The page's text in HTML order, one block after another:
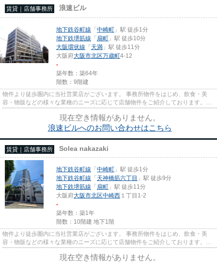
賃貸｜店舗事務所 浪速ビル
地下鉄谷町線 「中崎町 」駅 徒歩1分
地下鉄堺筋線 「扇町 」駅 徒歩10分
大阪環状線 「天満 」駅 徒歩11分
大阪府大阪市北区万歳町4-12
-
築年数：築64年
階数：9階建
物件より徒歩圏内に当社営業店がございます。 事務所物件をはじめ、飲食・美
容・物販などの様々な業種のニーズに応じて店舗物件をご紹介しております。
尚、弊社ではおとり広告は一切...
現在空き情報がありません。
浪速ビルへのお問い合わせはこちら
賃貸｜店舗事務所 Solea nakazaki
地下鉄谷町線 「中崎町 」駅 徒歩1分
地下鉄谷町線 「天神橋筋六丁目 」駅 徒歩9分
地下鉄堺筋線 「扇町 」駅 徒歩11分
大阪府大阪市北区中崎西 １丁目1-2
-
築年数：築1年
階数：10階建 地下1階
物件より徒歩圏内に当社営業店がございます。 事務所物件をはじめ、飲食・美
容・物販などの様々な業種のニーズに応じて店舗物件をご紹介しております。
尚、弊社ではおとり広告は一切...
現在空き情報がありません。